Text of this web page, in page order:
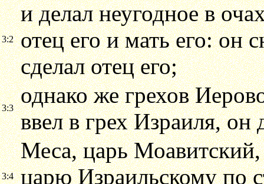
3:2
и делал неугодное в
отец его и мать его: он
сделал отец его;
3:3
однако же грехов
ввел в грех Израиля, он
3:4
Меса, царь
царю Израильскому по